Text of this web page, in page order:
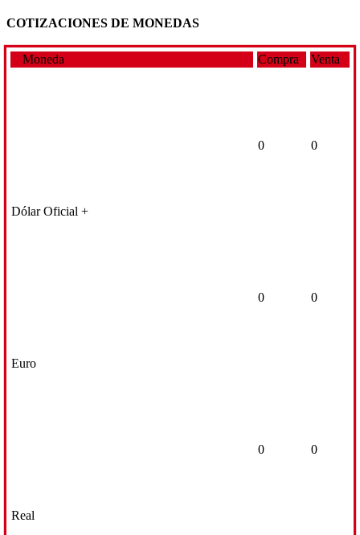
COTIZACIONES DE MONEDAS
Moneda Compra Venta
Dólar Oficial +
0 0
Euro
0 0
Real
0 0